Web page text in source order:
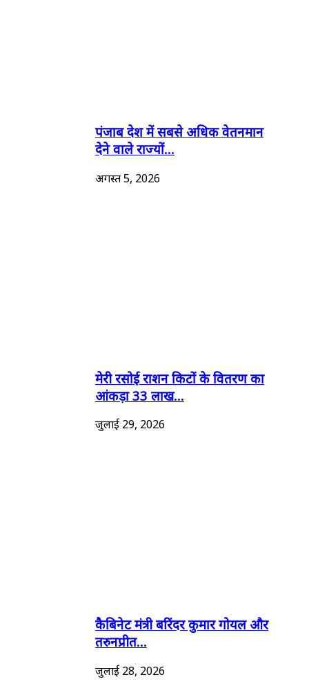
पंजाब देश में सबसे अधिक वेतनमान
देने वाले राज्यों...
अगस्त 5, 2026
मेरी रसोई राशन किटों के वितरण का
आंकड़ा 33 लाख...
जुलाई 29, 2026
कैबिनेट मंत्री बरिंदर कुमार गोयल और
तरुनप्रीत...
जुलाई 28, 2026